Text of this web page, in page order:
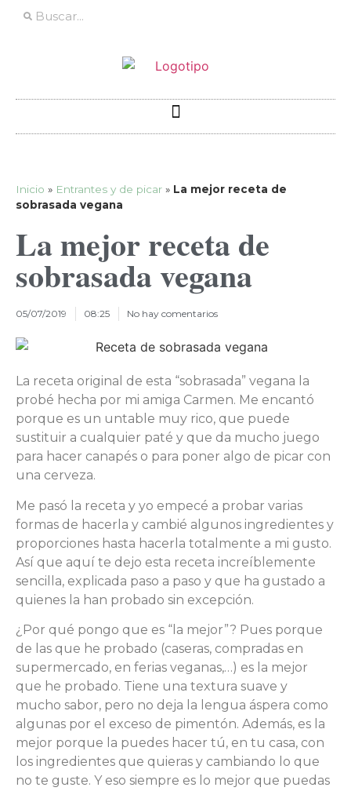
Inicio » Entrantes y de picar » La mejor receta de
sobrasada vegana
La mejor receta de
sobrasada vegana
05/07/2019 08:25 No hay comentarios
La receta original de esta “sobrasada” vegana la
probé hecha por mi amiga Carmen. Me encantó
porque es un untable muy rico, que puede
sustituir a cualquier paté y que da mucho juego
para hacer canapés o para poner algo de picar con
una cerveza.
Me pasó la receta y yo empecé a probar varias
formas de hacerla y cambié algunos ingredientes y
proporciones hasta hacerla totalmente a mi gusto.
Así que aquí te dejo esta receta increíblemente
sencilla, explicada paso a paso y que ha gustado a
quienes la han probado sin excepción.
¿Por qué pongo que es “la mejor”? Pues porque
de las que he probado (caseras, compradas en
supermercado, en ferias veganas,…) es la mejor
que he probado. Tiene una textura suave y
mucho sabor, pero no deja la lengua áspera como
algunas por el exceso de pimentón. Además, es la
mejor porque la puedes hacer tú, en tu casa, con
los ingredientes que quieras y cambiando lo que
no te guste. Y eso siempre es lo mejor que puedas